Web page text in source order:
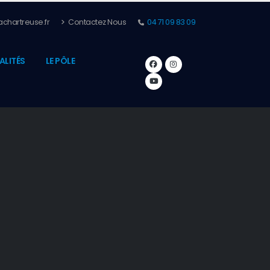
Contactez Nous 04 71 09 83 09
LE PÔLE